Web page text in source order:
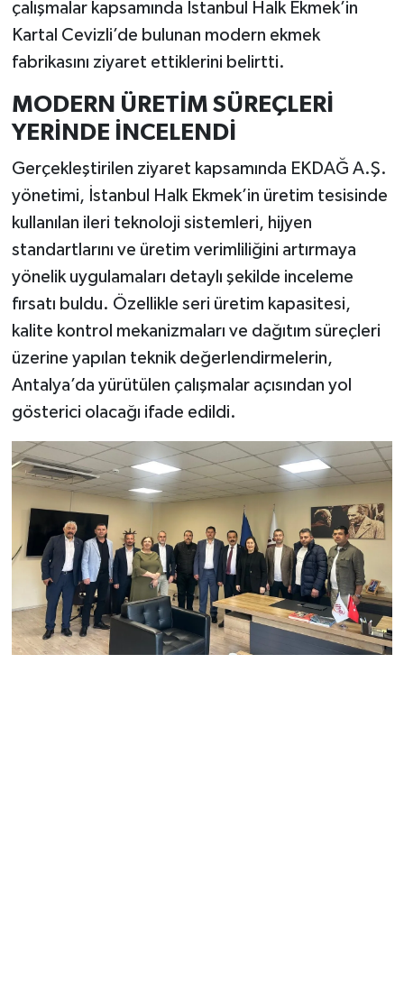
çalışmalar kapsamında İstanbul Halk Ekmek’in
Kartal Cevizli’de bulunan modern ekmek
fabrikasını ziyaret ettiklerini belirtti.
MODERN ÜRETİM SÜREÇLERİ
YERİNDE İNCELENDİ
Gerçekleştirilen ziyaret kapsamında EKDAĞ A.Ş.
yönetimi, İstanbul Halk Ekmek’in üretim tesisinde
kullanılan ileri teknoloji sistemleri, hijyen
standartlarını ve üretim verimliliğini artırmaya
yönelik uygulamaları detaylı şekilde inceleme
fırsatı buldu. Özellikle seri üretim kapasitesi,
kalite kontrol mekanizmaları ve dağıtım süreçleri
üzerine yapılan teknik değerlendirmelerin,
Antalya’da yürütülen çalışmalar açısından yol
gösterici olacağı ifade edildi.